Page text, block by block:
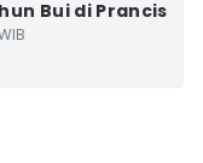
Bui di Prancis